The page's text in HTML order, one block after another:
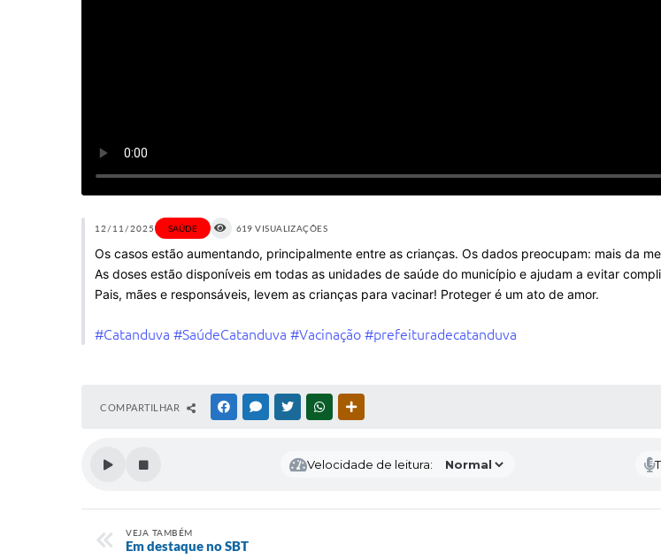
12/11/2025 SAÚDE 619 VISUALIZAÇÕES
Os casos estão aumentando, principalmente entre as crianças. Os dados preocupam: mais da
As doses estão disponíveis em todas as unidades de saúde do município e ajudam a evitar
Pais, mães e responsáveis, levem as crianças para vacinar! Proteger é um ato de amor.
#Catanduva #SaúdeCatanduva #Vacinação #prefeituradecatanduva
COMPARTILHAR FACEBOOKMESSENGER
TWITTERWHATSAPP
Velocidade de leitura:
VEJA TAMBÉM
Em destaque no SBT